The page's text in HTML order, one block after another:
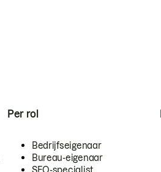
Per rol
Bedrijfseigenaar
Bureau-eigenaar